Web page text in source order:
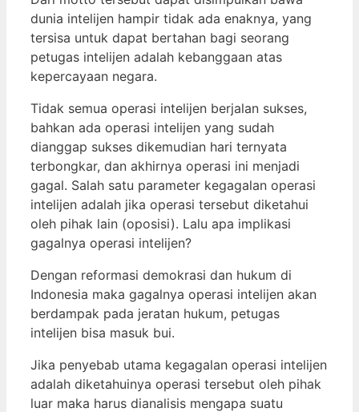
dunia intelijen hampir tidak ada enaknya, yang
tersisa untuk dapat bertahan bagi seorang
petugas intelijen adalah kebanggaan atas
kepercayaan negara.
Tidak semua operasi intelijen berjalan sukses,
bahkan ada operasi intelijen yang sudah
dianggap sukses dikemudian hari ternyata
terbongkar, dan akhirnya operasi ini menjadi
gagal. Salah satu parameter kegagalan operasi
intelijen adalah jika operasi tersebut diketahui
oleh pihak lain (oposisi). Lalu apa implikasi
gagalnya operasi intelijen?
Dengan reformasi demokrasi dan hukum di
Indonesia maka gagalnya operasi intelijen akan
berdampak pada jeratan hukum, petugas
intelijen bisa masuk bui.
Jika penyebab utama kegagalan operasi intelijen
adalah diketahuinya operasi tersebut oleh pihak
luar maka harus dianalisis mengapa suatu